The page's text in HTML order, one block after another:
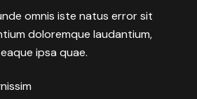
omnis iste natus error sit
doloremque laudantium,
ipsa quae.